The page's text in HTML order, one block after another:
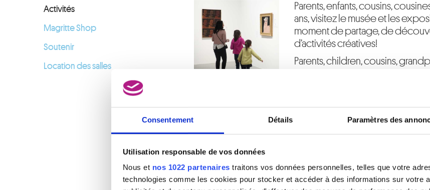
Consentement Détails Paramètres des
Utilisation responsable de vos données
Nous et nos 1022 partenaires traitons vos données personnelles, telles que votre
technologies comme les cookies pour stocker et accéder à des informations sur votre
Activités
Magritte Shop
Soutenir
Location des salles
Parents, enfants, cousins,
ans, visitez le musée et les
moment de partage, de
d’activités créatives!
Parents, children, cousins,
family. A moment of sharing,
Dates supplémentaires FR/EN
02.06.2024 IMAGINE! 100 Years of
07.07.2024 IMAGINE! 100 Years of